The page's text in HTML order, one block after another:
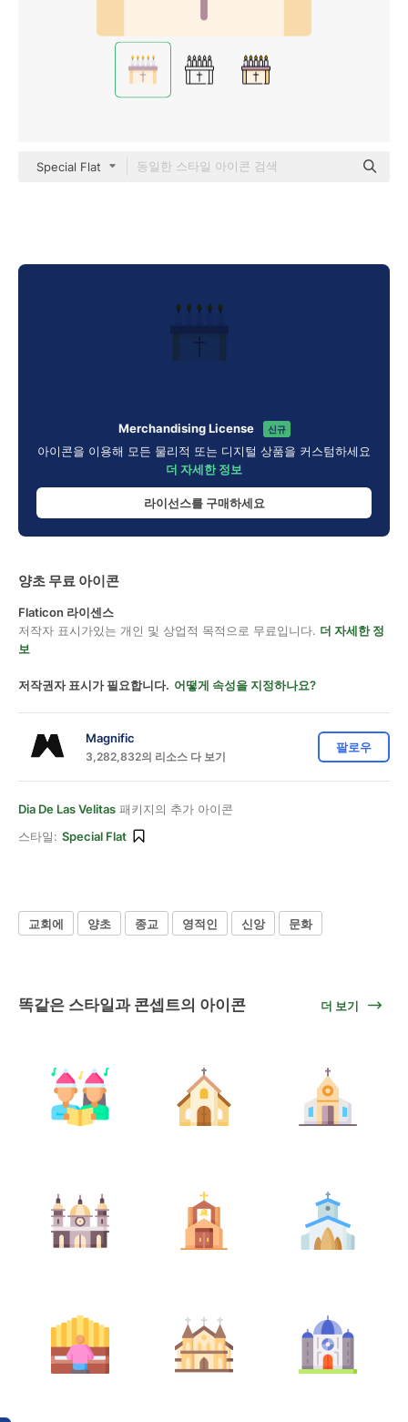
Special Flat
Merchandising License 신규
아이콘을 이용해 모든 물리적 또는 디지털 상품을 커스텀하세요
더 자세한 정보
라이선스를 구매하세요
양초 무료 아이콘
Flaticon 라이센스
저작자 표시가있는 개인 및 상업적 목적으로 무료입니다. 더 자세한 정
보
저작권자 표시가 필요합니다. 어떻게 속성을 지정하나요?
Magnific
3,282,832의 리소스 다 보기
팔로우
Dia De Las Velitas 패키지의 추가 아이콘
스타일: Special Flat
교회에 양초 종교 영적인 신앙 문화
똑같은 스타일과 콘셉트의 아이콘 더 보기